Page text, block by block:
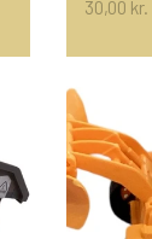
GARN
GARN
GROSSA
OG LEG
DIVERSE
SLIK
30,00 kr.